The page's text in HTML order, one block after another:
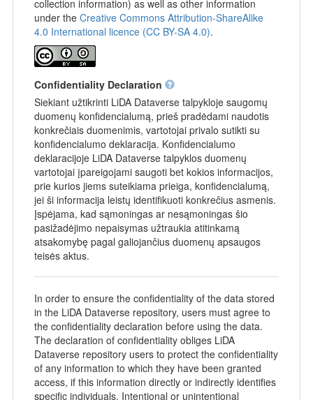
collection information) as well as other information
under the Creative Commons Attribution-ShareAlike
4.0 International licence (CC BY-SA 4.0).
Confidentiality Declaration
Siekiant užtikrinti LiDA Dataverse talpykloje saugomų
duomenų konfidencialumą, prieš pradėdami naudotis
konkrečiais duomenimis, vartotojai privalo sutikti su
konfidencialumo deklaracija. Konfidencialumo
deklaracijoje LiDA Dataverse talpyklos duomenų
vartotojai įpareigojami saugoti bet kokios informacijos,
prie kurios jiems suteikiama prieiga, konfidencialumą,
jei ši informacija leistų identifikuoti konkrečius asmenis.
Įspėjama, kad sąmoningas ar nesąmoningas šio
pasižadėjimo nepaisymas užtraukia atitinkamą
atsakomybę pagal galiojančius duomenų apsaugos
teisės aktus.
In order to ensure the confidentiality of the data stored
in the LiDA Dataverse repository, users must agree to
the confidentiality declaration before using the data.
The declaration of confidentiality obliges LiDA
Dataverse repository users to protect the confidentiality
of any information to which they have been granted
access, if this information directly or indirectly identifies
specific individuals. Intentional or unintentional